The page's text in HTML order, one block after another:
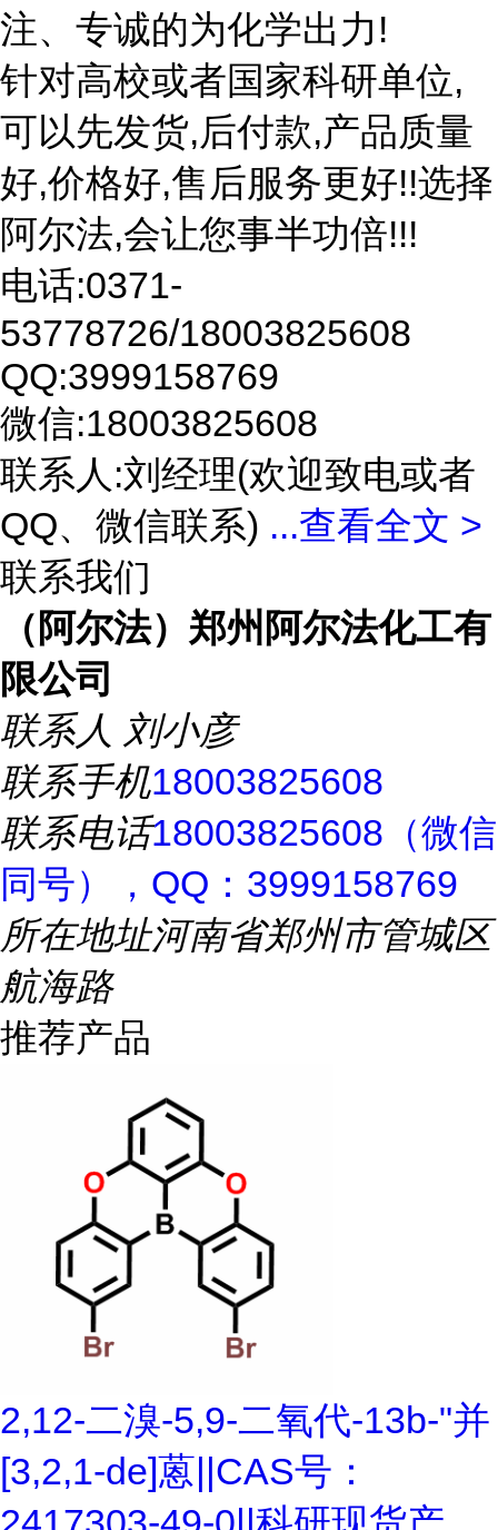
注、专诚的为化学出力!
针对高校或者国家科研单位,
可以先发货,后付款,产品质量
好,价格好,售后服务更好!!选择
阿尔法,会让您事半功倍!!!
电话:0371-
53778726/18003825608
QQ:3999158769
微信:18003825608
联系人:刘经理(欢迎致电或者
QQ、微信联系) ...查看全文 >
联系我们
（阿尔法）郑州阿尔法化工有
限公司
联系人 刘小彦
联系手机18003825608
联系电话18003825608（微信
同号），QQ：3999158769
所在地址河南省郑州市管城区
航海路
推荐产品
2,12-二溴-5,9-二氧代-13b-"并
[3,2,1-de]蒽||CAS号：